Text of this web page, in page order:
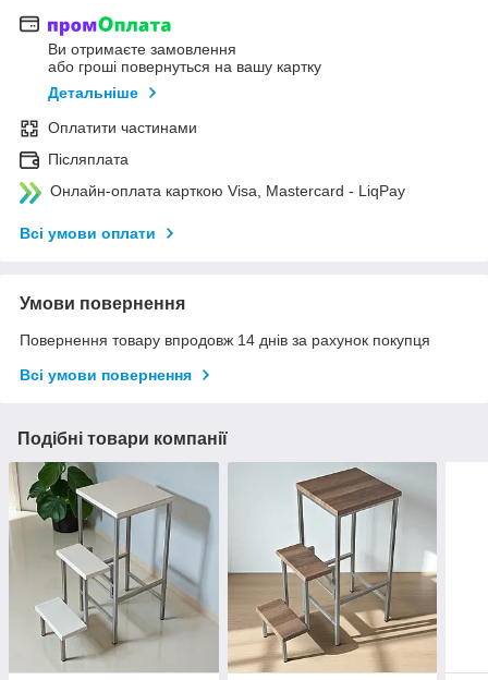
Ви отримаєте замовлення
або гроші повернуться на вашу картку
Детальніше
Оплатити частинами
Післяплата
Онлайн-оплата карткою Visa, Mastercard - LiqPay
Всі умови оплати
Умови повернення
Повернення товару впродовж 14 днів за рахунок покупця
Всі умови повернення
Подібні товари компанії